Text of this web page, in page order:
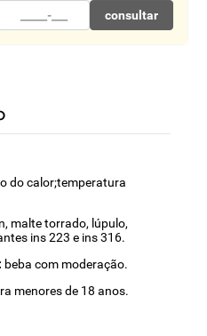
consultar
do calor;temperatura
malte torrado, lúpulo,
ins 223 e ins 316.
beba com moderação.
menores de 18 anos.